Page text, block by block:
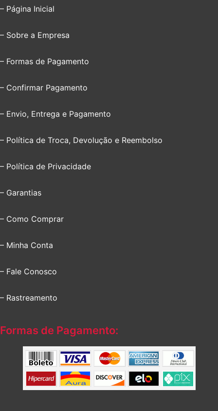
– Página Inicial
– Sobre a Empresa
– Formas de Pagamento
– Confirmar Pagamento
– Envio, Entrega e Pagamento
– Política de Troca, Devolução e Reembolso
– Política de Privacidade
– Garantias
– Como Comprar
– Minha Conta
– Fale Conosco
– Rastreamento
Formas de Pagamento: